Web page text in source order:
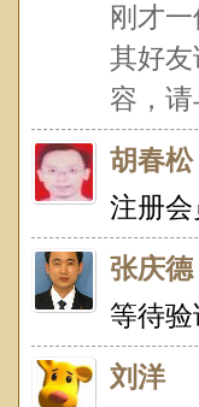
刚才
其好
容，
胡春松
注册会
张庆德
等待
刘洋